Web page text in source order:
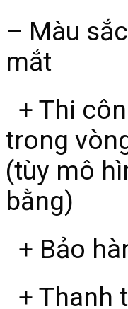
– Màu
mắt
+ Thi
trong
(tùy mô
bằng)
+ Bảo
+ Thanh